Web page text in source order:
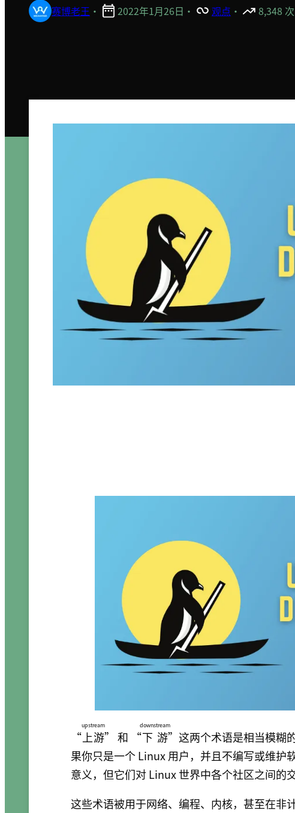
赛博老王 · 2022年1月26日 · 观点 · 8,348
“ 上游
upstream
” 和 “下游
downstream
”这两个术语是相当模糊
果你只是一个 Linux 用户，并且不编写或维护
意义，但它们对 Linux 世界中各个社区之间的
这些术语被用于网络、编程、内核，甚至在非